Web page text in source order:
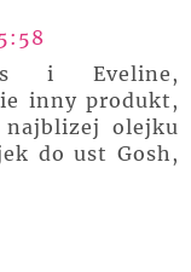
i Eveline,
inny produkt,
olejku
do ust Gosh,